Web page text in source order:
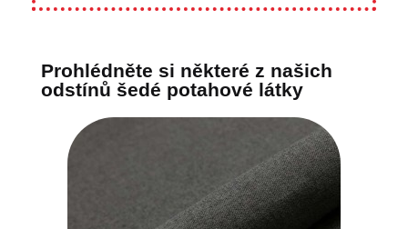
Prohlédněte si některé z našich
odstínů šedé potahové látky